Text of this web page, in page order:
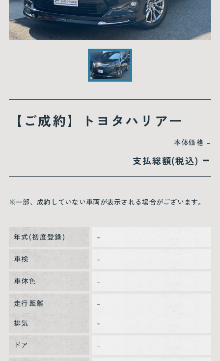
【ご成約】トヨタハリアー
本体価格 –
支払総額(税込) –
※一部、成約していない車両が表示される場合がございます。
年式(初度登録) –
車検 –
車体色 –
走行距離
–
排気
–
ドア –